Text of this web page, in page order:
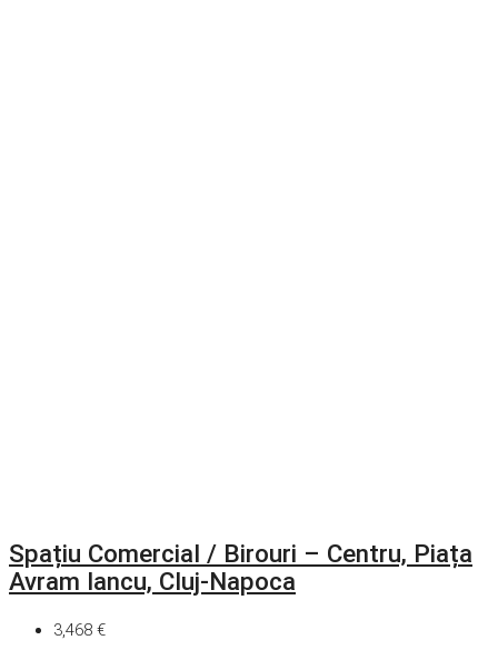
Spațiu Comercial / Birouri – Centru, Piața
Avram Iancu, Cluj-Napoca
3,468 €